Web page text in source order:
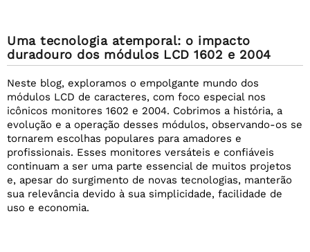
Uma tecnologia atemporal: o impacto
duradouro dos módulos LCD 1602 e 2004
Neste blog, exploramos o empolgante mundo dos
módulos LCD de caracteres, com foco especial nos
icônicos monitores 1602 e 2004. Cobrimos a história, a
evolução e a operação desses módulos, observando-os se
tornarem escolhas populares para amadores e
profissionais. Esses monitores versáteis e confiáveis
continuam a ser uma parte essencial de muitos projetos
e, apesar do surgimento de novas tecnologias, manterão
sua relevância devido à sua simplicidade, facilidade de
uso e economia.